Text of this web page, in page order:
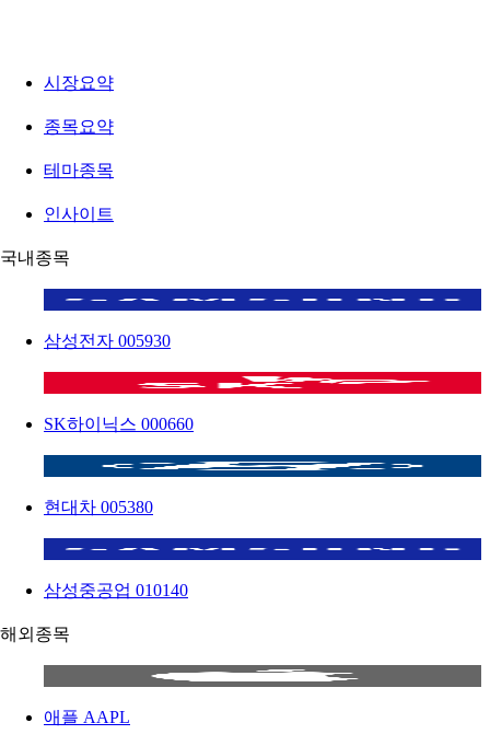
시장요약
종목요약
테마종목
인사이트
국내종목
삼성전자 005930
SK하이닉스 000660
현대차 005380
삼성중공업 010140
해외종목
애플 AAPL